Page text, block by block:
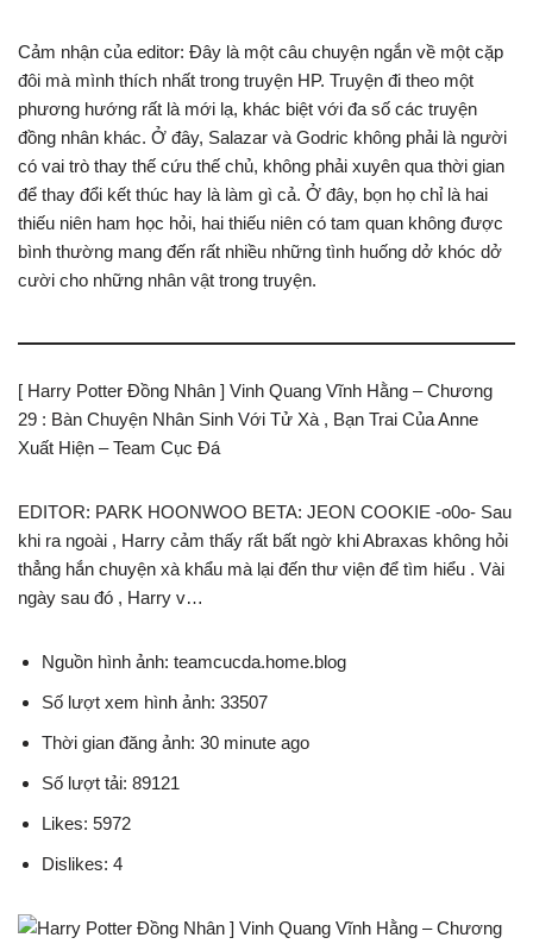
Cảm nhận của editor: Đây là một câu chuyện ngắn về một cặp
đôi mà mình thích nhất trong truyện HP. Truyện đi theo một
phương hướng rất là mới lạ, khác biệt với đa số các truyện
đồng nhân khác. Ở đây, Salazar và Godric không phải là người
có vai trò thay thế cứu thế chủ, không phải xuyên qua thời gian
để thay đổi kết thúc hay là làm gì cả. Ở đây, bọn họ chỉ là hai
thiếu niên ham học hỏi, hai thiếu niên có tam quan không được
bình thường mang đến rất nhiều những tình huống dở khóc dở
cười cho những nhân vật trong truyện.
[ Harry Potter Đồng Nhân ] Vinh Quang Vĩnh Hằng – Chương
29 : Bàn Chuyện Nhân Sinh Với Tử Xà , Bạn Trai Của Anne
Xuất Hiện – Team Cục Đá
EDITOR: PARK HOONWOO BETA: JEON COOKIE -o0o- Sau
khi ra ngoài , Harry cảm thấy rất bất ngờ khi Abraxas không hỏi
thẳng hắn chuyện xà khẩu mà lại đến thư viện để tìm hiểu . Vài
ngày sau đó , Harry v…
Nguồn hình ảnh: teamcucda.home.blog
Số lượt xem hình ảnh: 33507
Thời gian đăng ảnh: 30 minute ago
Số lượt tải: 89121
Likes: 5972
Dislikes: 4